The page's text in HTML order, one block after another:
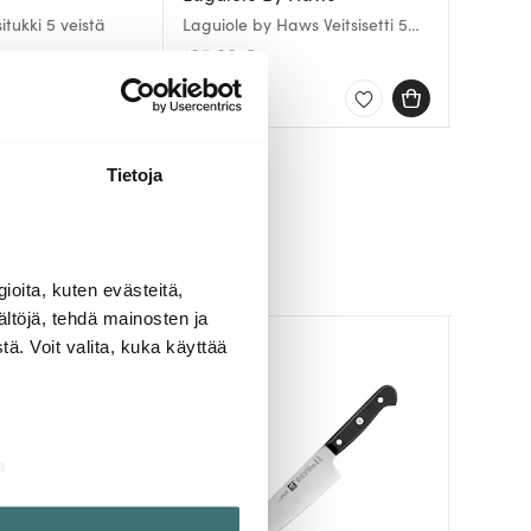
Tietoja
kuten evästeitä,
tehdä mainosten ja
Voit valita, kuka käyttää
5 veistä
Laguiole by Haws Veitsisetti 5
osaa Oliivi
185.00 €
Saatavilla
- 29%